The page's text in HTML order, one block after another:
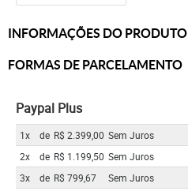
INFORMAÇÕES DO PRODUTO
FORMAS DE PARCELAMENTO
Paypal Plus
1x de R$ 2.399,00 Sem Juros
2x
de R$ 1.199,50 Sem Juros
3x
de R$ 799,67 Sem Juros